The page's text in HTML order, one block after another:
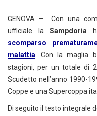
GENOVA – Con una
ufficiale la Sampdoria
scomparso
malattia . Con la maglia
stagioni, per un totale di
Scudetto nell’anno 1990-
Coppe e una Supercoppa
Di seguito il testo integrale